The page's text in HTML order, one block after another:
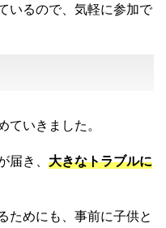
いるので、気軽に参加で
いきました。
き、 大きなトラブルに
ためにも、事前に子供と